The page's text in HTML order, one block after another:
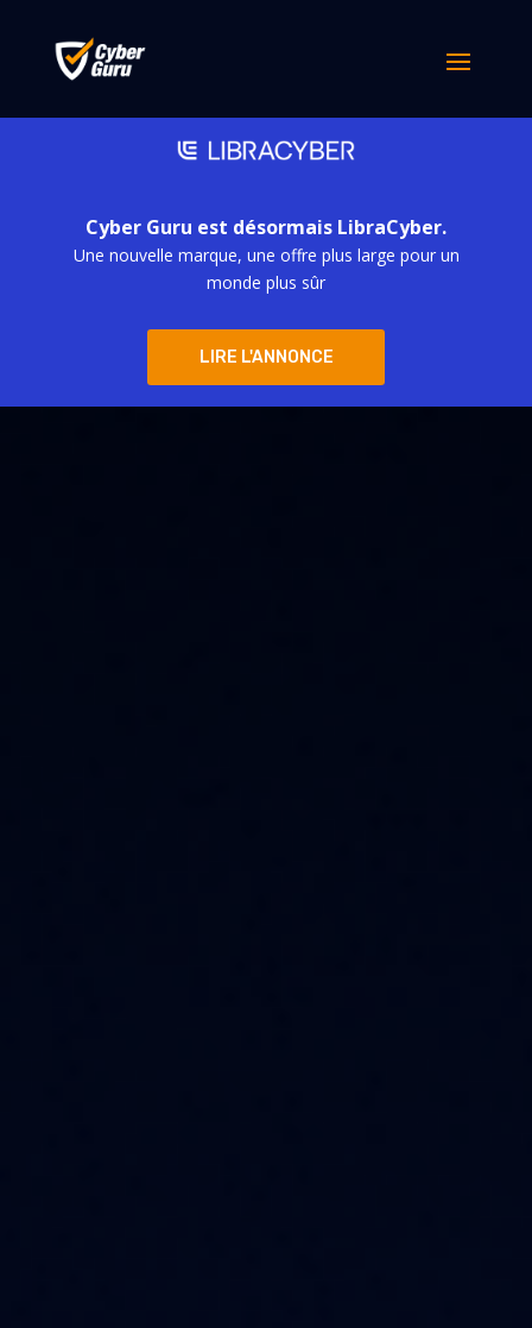
Cyber Guru est désormais LibraCyber.
Une nouvelle marque, une offre plus large pour un
monde plus sûr
LIRE L'ANNONCE